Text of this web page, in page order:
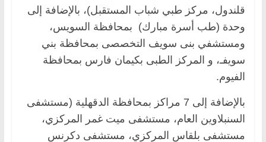
قلندول، مركز طبي شباب المستقبل)، بالإضافة إلى
وحدة (طب أسرة مبارك) بمحافظة السويس،
ومستشفي بنى سويف التخصصى بمحافظة بني
سويفـ، و المركز الطبى بكيمان فارس بمحافظة
الفيوم.
بالإضافة إلى 7 مراكز بمحافظة الدقهلية (مستشفى
السنبلاوين العام، مستشفى ميت غمر المركزي،
مستشفى بلقاس المركزي، مستشفى دكرنس